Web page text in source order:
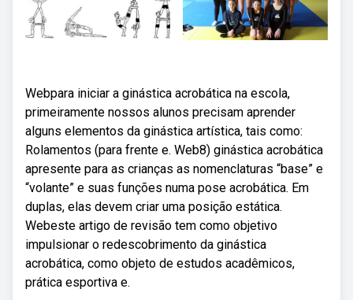
Webpara iniciar a ginástica acrobática na escola,
primeiramente nossos alunos precisam aprender
alguns elementos da ginástica artística, tais como:
Rolamentos (para frente e. Web8) ginástica acrobática
apresente para as crianças as nomenclaturas “base” e
“volante” e suas funções numa pose acrobática. Em
duplas, elas devem criar uma posição estática.
Webeste artigo de revisão tem como objetivo
impulsionar o redescobrimento da ginástica
acrobática, como objeto de estudos acadêmicos,
prática esportiva e.